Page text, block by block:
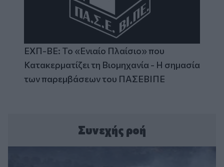
ΕΧΠ-ΒΕ: Το «Ενιαίο Πλαίσιο» που
Κατακερματίζει τη Βιομηχανία - Η σημασία
των παρεμβάσεων του ΠΑΣΕΒΙΠΕ
Συνεχής ροή